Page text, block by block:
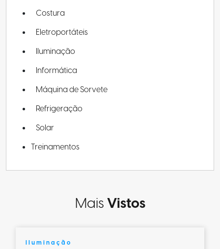
Costura
Eletroportáteis
Iluminação
Informática
Máquina de Sorvete
Refrigeração
Solar
Treinamentos
MaisVistos
Iluminação